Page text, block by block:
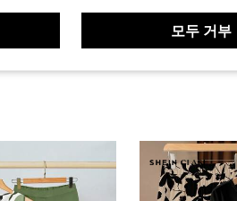
모두 거부